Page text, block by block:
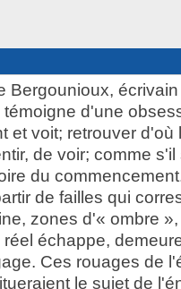
Bergounioux,
d'une
et voit; retrouver d'où
de voir; comme
du
de failles qui
zones d'« ombre
échappe,
Ces rouages de
le sujet de